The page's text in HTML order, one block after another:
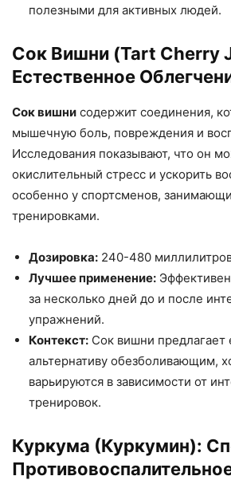
полезными для активных людей.
Сок Вишни (Tart Cherry
Естественное
Сок вишни содержит соединения,
мышечную боль, повреждения и
Исследования показывают, что он
окислительный стресс и ускорить
особенно у спортсменов,
тренировками.
Дозировка: 240-480
Лучшее применение:
за несколько дней до и после
упражнений.
Контекст: Сок вишни предлагает
альтернативу обезболивающим,
варьируются в зависимости от
тренировок.
Куркума (Куркумин):